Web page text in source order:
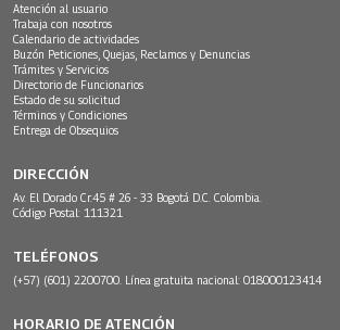
Atención al usuario
Trabaja con nosotros
Calendario de actividades
Buzón Peticiones, Quejas, Reclamos y Denuncias
Trámites y Servicios
Directorio de Funcionarios
Estado de su solicitud
Términos y Condiciones
Entrega de Obsequios
DIRECCIÓN
Av. El Dorado Cr.45 # 26 - 33 Bogotá D.C. Colombia.
Código Postal: 111321
TELÉFONOS
(+57) (601) 2200700. Línea gratuita nacional: 018000123414
HORARIO DE ATENCIÓN